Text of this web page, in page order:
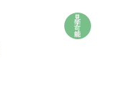
見
学
可
能